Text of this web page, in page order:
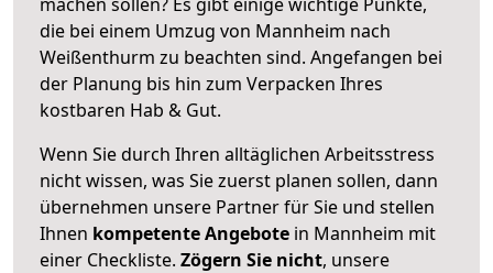
die bei einem Umzug von Mannheim nach
Weißenthurm zu beachten sind. Angefangen bei
der Planung bis hin zum Verpacken Ihres
kostbaren Hab & Gut.
Wenn Sie durch Ihren alltäglichen Arbeitsstress
nicht wissen, was Sie zuerst planen sollen, dann
übernehmen unsere Partner für Sie und stellen
Ihnen kompetente Angebote in Mannheim mit
einer Checkliste. Zögern Sie nicht, unsere